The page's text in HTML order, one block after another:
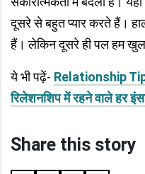
दूसरे से बहुत प्‍यार करते हैं।
हैं। लेकिन दूसरे ही पल हम
ये भी पढ़ें- Relationship
रिलेशनशिप में रहने वाले हर
Share this story